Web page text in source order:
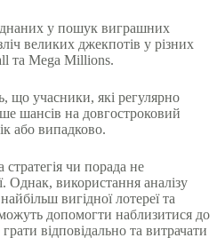
у пошук виграшних
великих джекпотів у різних
та Mega Millions.
що учасники, які регулярно
шансів на довгостроковий
або випадково.
чи порада не
Однак, використання аналізу
вигідної лотереї та
можуть допомогти наблизитися до
відповідально та витрачати